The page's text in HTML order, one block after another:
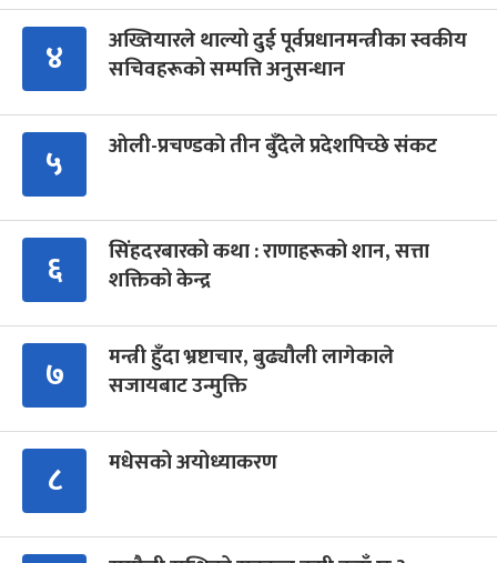
४
अख्तियारले थाल्यो दुई पूर्वप्रधानमन्त्रीका स्वकीय
सचिवहरूको सम्पत्ति अनुसन्धान
५ ओली-प्रचण्डको तीन बुँदेले प्रदेशपिच्छे संकट
६
सिंहदरबारको कथा : राणाहरूको शान, सत्ता
शक्तिको केन्द्र
७
मन्त्री हुँदा भ्रष्टाचार, बुढ्यौली लागेकाले
सजायबाट उन्मुक्ति
८ मधेसको अयोध्याकरण